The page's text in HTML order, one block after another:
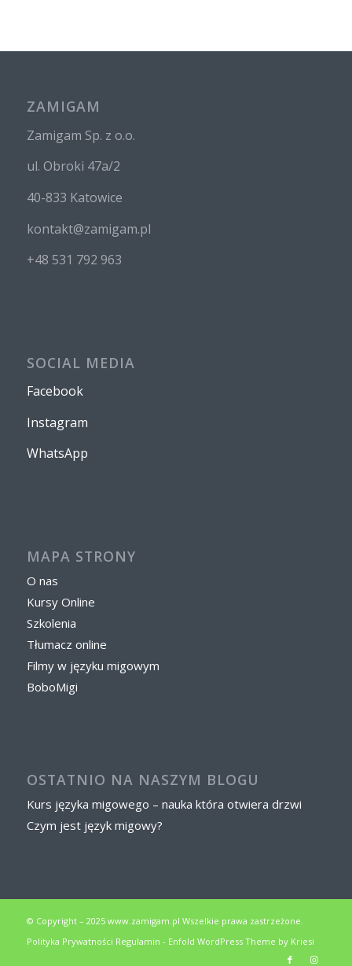
ZAMIGAM
Zamigam Sp. z o.o.
ul. Obroki 47a/2
40-833 Katowice
kontakt@zamigam.pl
+48 531 792 963
SOCIAL MEDIA
Facebook
Instagram
WhatsApp
MAPA STRONY
O nas
Kursy Online
Szkolenia
Tłumacz online
Filmy w języku migowym
BoboMigi
OSTATNIO NA NASZYM BLOGU
Kurs języka migowego – nauka która otwiera drzwi
Czym jest język migowy?
© Copyright – 2025 www.zamigam.pl Wszelkie prawa zastrzeżone.
Polityka Prywatności Regulamin - Enfold WordPress Theme by Kriesi